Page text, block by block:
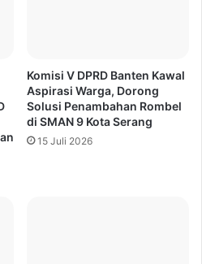
Komisi V DPRD Banten Kawal
Aspirasi Warga, Dorong
Solusi Penambahan Rombel
di SMAN 9 Kota Serang
15 Juli 2026